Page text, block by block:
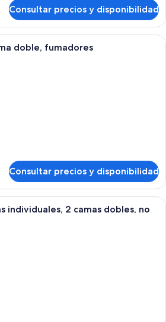
Consultar precios y disponibilidad
Una habitación de hotel con cama,
doble, fumadores
Consultar precios y disponibilidad
Habitación de hotel con dos camas,
individuales, 2 camas dobles, no